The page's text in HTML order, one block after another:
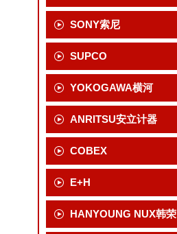
SONY索尼
SUPCO
YOKOGAWA横河
ANRITSU安立计器
COBEX
E+H
HANYOUNG NUX韩荣